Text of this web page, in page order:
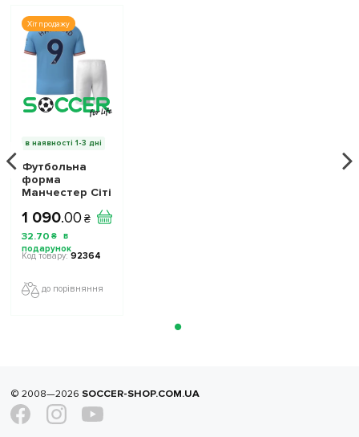
Хіт продажу
в наявності 1-3 дні
Футбольна
форма
Манчестер Сіті
(Manchester
City Haaland 9)
2022-2023
ігрова/
11223311 колiр:
блакитний
1 090.00 ₴
32.70 ₴
92364
до порівняння
© 2008—2026 SOCCER-SHOP.COM.UA